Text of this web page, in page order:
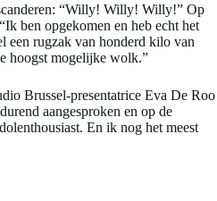
“Willy! Willy! Willy!” Op
ben opgekomen en heb echt het
een rugzak van honderd kilo van
hoogst mogelijke wolk.”
Brussel-presentatrice Eva De Roo
aangesproken en op de
En ik nog het meest